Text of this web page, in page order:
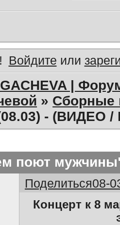
Войдите или
|
» Сборные
- (ВИДЕО
поют
Поделиться08-
Концерт к 8